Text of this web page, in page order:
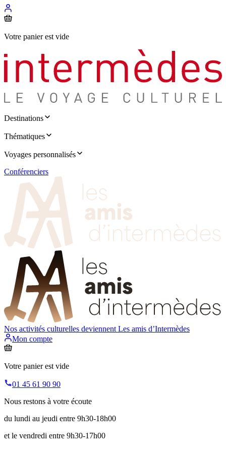
Votre panier est vide
Destinations
Thématiques
Voyages personnalisés
Conférenciers
Nos activités culturelles deviennent Les amis d’Intermèdes
Mon compte
Votre panier est vide
01 45 61 90 90
Nous restons à votre écoute
du lundi au jeudi entre 9h30-18h00
et le vendredi entre 9h30-17h00